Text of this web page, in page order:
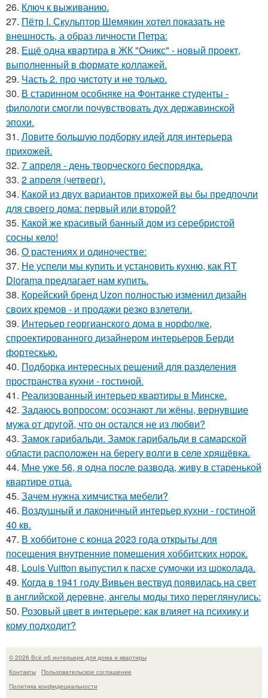
26. Ключ к выживанию.
27. Пётр I. Скульптор Шемякин хотел показать не
внешность, а образ личности Петра:
28. Ещё одна квартира в ЖК "Оникс" - новый проект,
выполненный в формате коллажей.
29. Часть 2. про чистоту и не только.
30. В старинном особняке на Фонтанке студенты -
филологи смогли почувствовать дух державинской
эпохи.
31. Ловите большую подборку идей для интерьера
прихожей.
32. 7 апреля - день творческого беспорядка.
33. 2 апреля (четверг).
34. Какой из двух вариантов прихожей вы бы предпочли
для своего дома: первый или второй?
35. Какой же красивый банный дом из серебристой
сосны кело!
36. О растениях и одиночестве:
37. Не успели мы купить и установить кухню, как RT
Diorama предлагает нам купить.
38. Корейский бренд Uzon полностью изменил дизайн
своих кремов - и продажи резко взлетели.
39. Интерьер георгианского дома в норфолке,
спроектированного дизайнером интерьеров Берди
фортескью.
40. Подборка интересных решений для разделения
пространства кухни - гостиной.
41. Реализованный интерьер квартиры в Минске.
42. Задаюсь вопросом: осознают ли жёны, вернувшие
мужа от другой, что он остался не из любви?
43. Замок гарибальди. Замок гарибальди в самарской
области расположен на берегу волги в селе хрящёвка.
44. Мне уже 56, я одна после развода, живу в старенькой
квартире отца.
45. Зачем нужна химчистка мебели?
46. Воздушный и лаконичный интерьер кухни - гостиной
40 кв.
47. В хоббитоне с конца 2023 года открыты для
посещения внутренние помещения хоббитских норок.
48. Louis Vuitton выпустил к пасхе сумочки из шоколада.
49. Когда в 1941 году Вивьен вествуд появилась на свет
в английской деревне, ангелы моды тихо переглянулись:
50. Розовый цвет в интерьере: как влияет на психику и
кому подходит?
© 2026 Всё об интерьере для дома и квартиры
Контакты
Пользовательское соглашение
Политика конфидециальности